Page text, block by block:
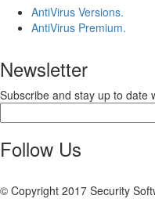
AntiVirus Versions.
AntiVirus Premium.
Newsletter
Subscribe and stay up to date
Follow Us
© Copyright 2017 Security